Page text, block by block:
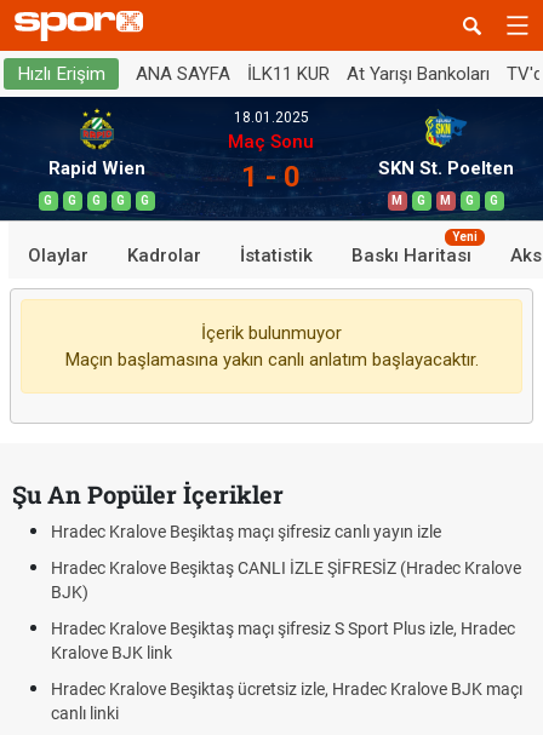
Hızlı Erişim ANA SAYFA İLK11 KUR At Yarışı Bankoları
Rapid Wien
G G G G G
18.01.2025
Maç Sonu
1 - 0 SKN St. Poelten
M G M G G
Olaylar Kadrolar İstatistik Baskı Haritası
Yeni
İçerik bulunmuyor
Maçın başlamasına yakın canlı anlatım başlayacaktır.
Şu An Popüler İçerikler
Hradec Kralove Beşiktaş maçı şifresiz canlı yayın izle
Hradec Kralove Beşiktaş CANLI İZLE ŞİFRESİZ (Hradec Kralove
BJK)
Hradec Kralove Beşiktaş maçı şifresiz S Sport Plus izle, Hradec
Kralove BJK link
Hradec Kralove Beşiktaş ücretsiz izle, Hradec Kralove BJK maçı
canlı linki